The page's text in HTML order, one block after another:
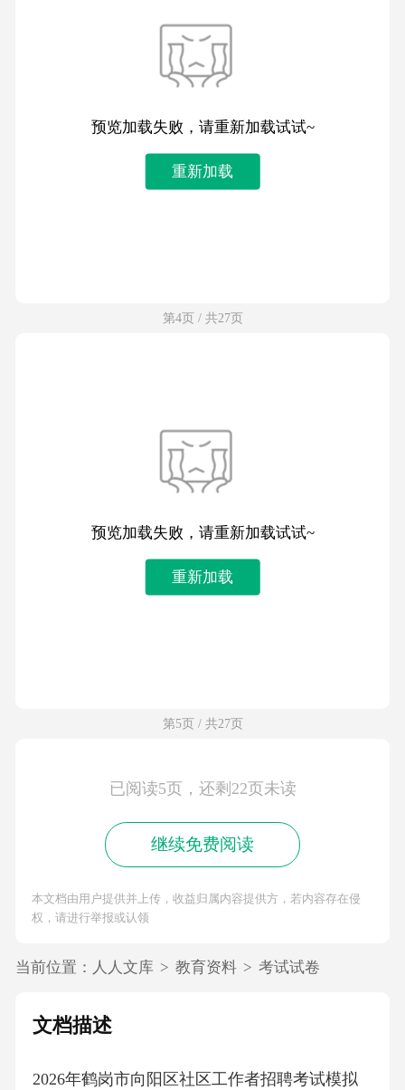
预览加载失败，请重新加载试试~
重新加载
第4页 / 共27页
预览加载失败，请重新加载试试~
重新加载
第5页 / 共27页
已阅读5页，还剩22页未读
继续免费阅读
本文档由用户提供并上传，收益归属内容提供方，若内容存在侵
权，请进行举报或认领
当前位置： 人人文库 > 教育资料 > 考试试卷
文档描述
2026年鹤岗市向阳区社区工作者招聘考试模拟